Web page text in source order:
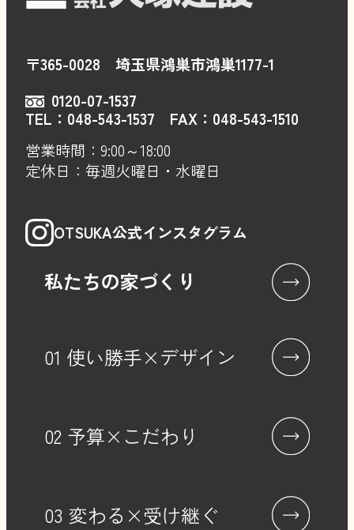
6.開示・訂正・利用停止等の請求
に関する開示・訂正・削除・利用停止
等のご請求があった場合は、ご本人確
認の上、法令に基づき適切に対応いた
します。
7.法令遵守と見直し
当社は、個人情報の保護に関する法令
およびその他の規範を遵守するととも
に、本ポリシーの内容を適宜見直し、
継続的な改善に努めます。
個人情報の取扱いに関するお問い合わ
【メールアドレス】info@otsuka-
間： 9:00～18:00）
〒365-0028 埼玉県鴻巣市鴻巣1177-1
0120-07-1537
TEL： 048-543-1537 FAX：048-543-1510
営業時間：9:00～18:00
定休日：毎週火曜日・水曜日
OTSUKA公式インスタグラム
私たちの家づくり
01 使い勝手×デザイン
02 予算×こだわり
03 変わる×受け継ぐ